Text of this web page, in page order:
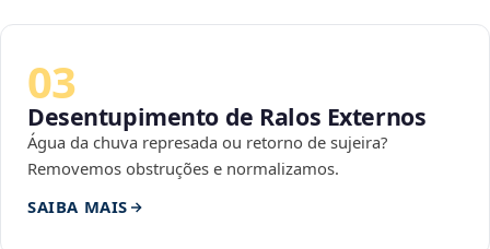
03
Desentupimento de Ralos Externos
Água da chuva represada ou retorno de sujeira?
Removemos obstruções e normalizamos.
SAIBA MAIS